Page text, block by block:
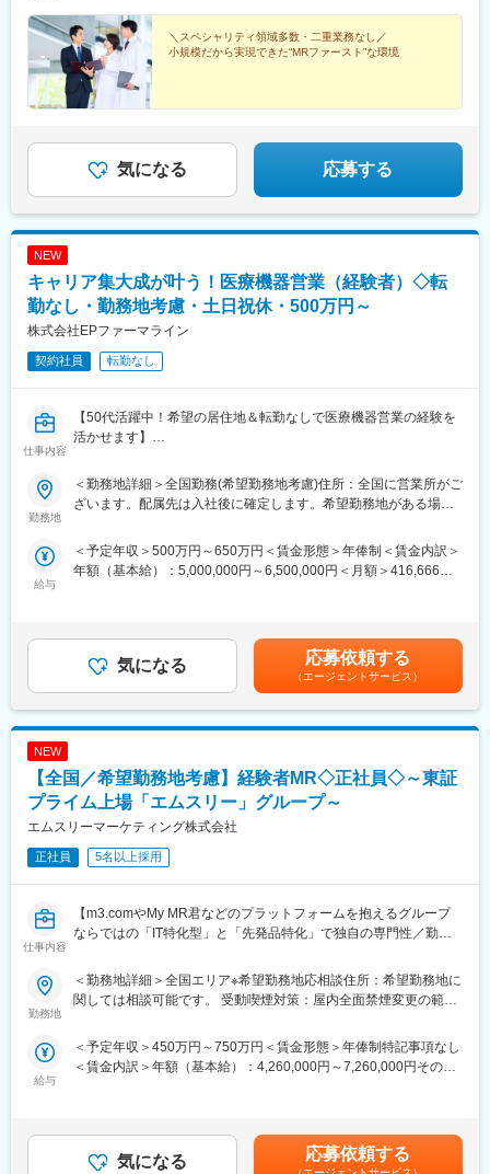
駅、岡山駅、広島駅、山口駅(山口県)、徳島駅、高松駅(香川県)、
松山駅(愛媛県)、高知駅、博多駅、佐賀駅、長崎駅(長崎県)、熊本
駅、大分駅、宮崎駅、鹿児島中央駅前駅、さっぽろ駅、仙台駅(地
下鉄)、曽根田駅、宇都宮駅東口駅、中央前橋駅、京成千葉駅、船
橋駅、新宿駅(東京メトロ)、二重橋前駅、三越前駅、新高島駅、川
古屋駅、上栄町駅、西梅田駅、ハーバーランド駅、田中口駅、岡
山駅前駅、高松築港駅、ＪＲ松山駅前駅、高知駅前駅、祇園駅(福
岡県)、長崎駅前駅、熊本駅前駅、高見橋駅、北１２条駅、あおば
通駅、東宿郷駅、栄町駅(千葉県)、京成船橋駅、新宿駅、大手町駅
(東京都)、茅場町駅、高島町駅、電鉄富山駅、福井城址大名町駅、
鹿児島中央駅
700万円／30歳（月給51万円+賞与）
＼スペシャリティ領域多数・二重業務なし／
小規模だから実現できた“MRファースト”な環境
気になる 応募する
NEW
キャリア集大成が叶う！医療機器営業（経験者）◇転
勤なし・勤務地考慮・土日祝休・500万円～
株式会社EPファーマライン
契約社員 転勤なし
仕事内容
【50代活躍中！希望の居住地＆転勤なしで医療機器営業の経験を
活かせます】
【はじめに】
大手CSO、EPファーマラインでは医療機器営業においてベテラン
の方を募集いたします！
方が可能です。
主に医療機器メーカーを早期退職したメンバー、介護などで短期
【業務内容】
入社後は配属前研修を受けたのち、当社クライアントである医療
機器メーカーへ配属されます。
行っていただくお仕事は、医療機器メーカーとして製品のシェア
医療機器営業時代に培った経験をそのまま活かしていただきま
す。
今までのご経験を活かせるプロジェクトをご提案いたします。
【EPファーマラインでキャリアを築くメリット】
■入社後も強力なバックアップが受けられます！
業界のご経験があっても、会社が異なれば「当たり前」も異なり
ます。
1人のプロジェクトマネージャーが管理する営業は約20名程度で
あり、相談事があればいつでも連絡できる距離感です。
長期的な視点での相談も可能です。ぜひ頼ってください。
こそ実現ができていることであり、強みの部分です。
勤務地
＜勤務地詳細＞全国勤務(希望勤務地考慮)住所：全国に営業所がご
ざいます。配属先は入社後に確定します。希望勤務地がある場合
ます。）変更の範囲：会社の定める事業所
給与
＜予定年収＞500万円～650万円＜賃金形態＞年俸制＜賃金内訳＞
年額（基本給）：5,000,000円～6,500,000円＜月額＞416,666円
気になる 応募依頼する
（エージェントサービス）
NEW
【全国／希望勤務地考慮】経験者MR◇正社員◇～東証
プライム上場「エムスリー」グループ～
エムスリーマーケティング株式会社
正社員 5名以上採用
仕事内容
【m3.comやMy MR君などのプラットフォームを抱えるグループ
ならではの「IT特化型」と「先発品特化」で独自の専門性／勤務
製薬企業向けのマーケティング／販促事業を展開する当社にて、
MRを募集致します。
入社後、クライアントである製薬企業でのMR活動に従事いただき
ます。
【教育研修】
勤務地
＜勤務地詳細＞全国エリア※希望勤務地応相談住所：希望勤務地に
関しては相談可能です。 受動喫煙対策：屋内全面禁煙変更の範
給与
＜予定年収＞450万円～750万円＜賃金形態＞年俸制特記事項なし
＜賃金内訳＞年額（基本給）：4,260,000円～7,260,000円その他
回・諸手当：MR手当（上記に含む）、外勤日当 ※各種手当は就
業規則に則る・その他：車両、iPad、PC/携帯貸与 （プロジェク
気になる 応募依頼する